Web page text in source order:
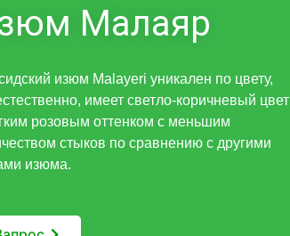
Малаяр
изюм Malayeri уникален по цвету,
имеет светло-коричневый цвет
розовым оттенком с меньшим
стыков по сравнению с другими
изюма.